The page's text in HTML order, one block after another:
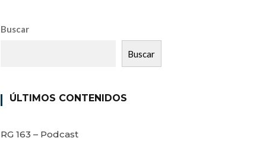
Buscar
Buscar
ÚLTIMOS CONTENIDOS
RG 163 – Podcast